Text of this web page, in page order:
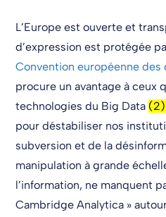
L’Europe est ouverte et
d’expression est protégée
Convention européenne des
procure un avantage à ceux
technologies du Big Data
pour déstabiliser nos
subversion et de la
manipulation à grande
l’information, ne manquent
Cambridge Analytica »